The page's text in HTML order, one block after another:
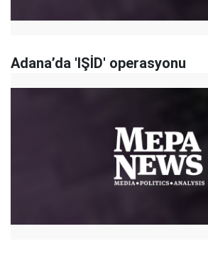
Adana’da 'IŞİD' operasyonu